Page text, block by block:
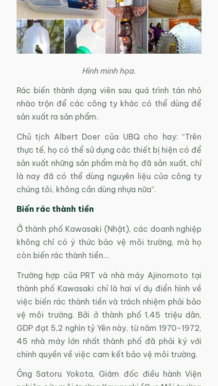
Hình minh họa.
Rác biến thành dạng viên sau quá trình tán nhỏ
nhào trộn để các công ty khác có thể dùng để
sản xuất ra sản phẩm.
Chủ tịch Albert Doer của UBQ cho hay: “Trên
thực tế, họ có thể sử dụng các thiết bị hiện có để
sản xuất những sản phẩm mà họ đã sản xuất, chỉ
là nay đã có thể dùng nguyên liệu của công ty
chúng tôi, không cần dùng nhựa nữa”.
Biến rác thành tiền
Ở thành phố Kawasaki (Nhật), các doanh nghiệp
không chỉ có ý thức bảo vệ môi trường, mà họ
còn biến rác thành tiền…
Trường hợp của PRT và nhà máy Ajinomoto tại
thành phố Kawasaki chỉ là hai ví dụ điển hình về
việc biến rác thành tiền và trách nhiệm phải bảo
vệ môi trường. Bởi ở thành phố 1,45 triệu dân,
GDP đạt 5,2 nghìn tỷ Yên này, từ năm 1970-1972,
45 nhà máy lớn nhất thành phố đã phải ký với
chính quyền về việc cam kết bảo vệ môi trường.
Ông Satoru Yokota, Giám đốc điều hành Viện